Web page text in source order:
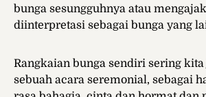
bunga sesungguhnya atau
diinterpretasi sebagai bunga yang
Rangkaian bunga sendiri sering
sebuah acara seremonial, sebagai